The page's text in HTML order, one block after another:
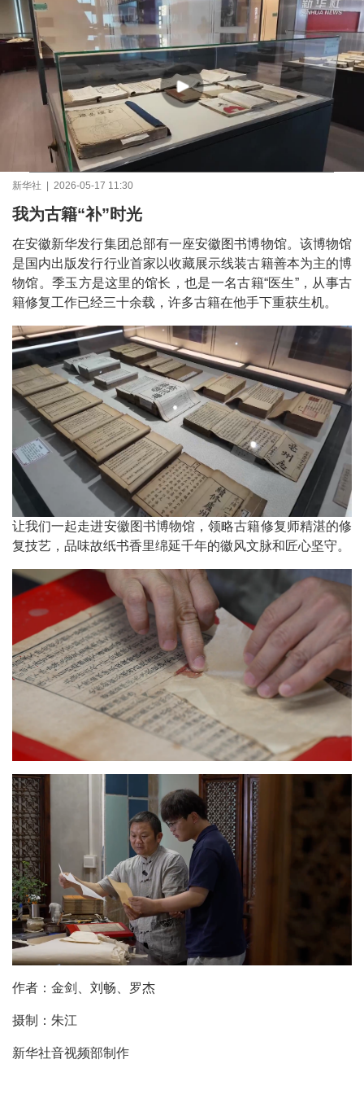
新华社 | 2026-05-17 11:30
我为古籍“补”时光
在安徽新华发行集团总部有一座安徽图书博物馆。该博物馆
是国内出版发行行业首家以收藏展示线装古籍善本为主的博
物馆。季玉方是这里的馆长，也是一名古籍“医生”，从事古
籍修复工作已经三十余载，许多古籍在他手下重获生机。
让我们一起走进安徽图书博物馆，领略古籍修复师精湛的修
复技艺，品味故纸书香里绵延千年的徽风文脉和匠心坚守。
作者：金剑、刘畅、罗杰
摄制：朱江
新华社音视频部制作